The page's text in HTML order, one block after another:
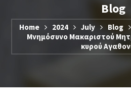
Blog
Home 2024 July Blog
Μνημόσυνο Μακαριστού
κυρού